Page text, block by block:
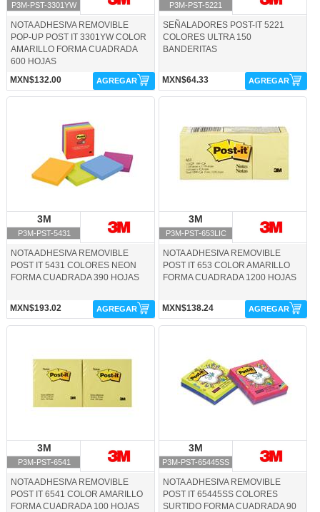
P3M-PST-3301YW
NOTA ADHESIVA REMOVIBLE
POP-UP POST IT 3301YW COLOR
AMARILLO FORMA CUADRADA
600 HOJAS
MXN$132.00
AGREGAR
P3M-PST-5221
SEÑALADORES POST-IT 5221
COLORES ULTRA 150
BANDERITAS
MXN$64.33 AGREGAR
3M
P3M-PST-5431
NOTA ADHESIVA REMOVIBLE
POST IT 5431 COLORES NEON
FORMA CUADRADA 390 HOJAS
MXN$193.02 AGREGAR
3M
P3M-PST-653LIC
NOTA ADHESIVA REMOVIBLE
POST IT 653 COLOR AMARILLO
FORMA CUADRADA 1200 HOJAS
MXN$138.24 AGREGAR
3M
P3M-PST-6541
NOTA ADHESIVA REMOVIBLE
POST IT 6541 COLOR AMARILLO
FORMA CUADRADA 100 HOJAS
3M
P3M-PST-65445SS
NOTA ADHESIVA REMOVIBLE
POST IT 65445SS COLORES
SURTIDO FORMA CUADRADA 90